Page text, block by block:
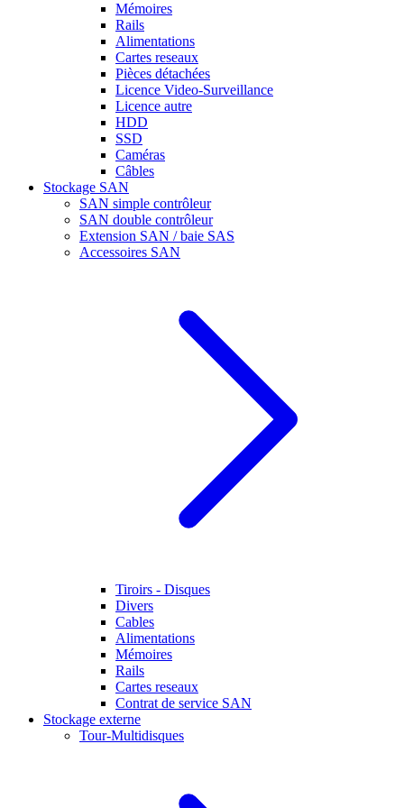
Mémoires
Rails
Alimentations
Cartes reseaux
Pièces détachées
Licence Video-Surveillance
Licence autre
HDD
SSD
Caméras
Câbles
Stockage SAN
SAN simple contrôleur
SAN double contrôleur
Extension SAN / baie SAS
Accessoires SAN
Tiroirs - Disques
Divers
Cables
Alimentations
Mémoires
Rails
Cartes reseaux
Contrat de service SAN
Stockage externe
Tour-Multidisques